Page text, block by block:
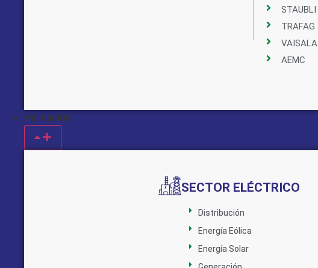
STAUBLI
TRAFAG
VAISALA
AEMC
Aplicación
SECTOR ELÉCTRICO
Distribución
Energía Eólica
Energía Solar